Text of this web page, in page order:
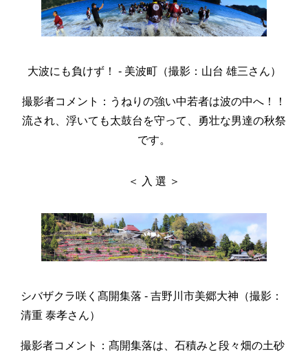
大波にも負けず！ - 美波町（撮影：山台 雄三さん）
撮影者コメント：うねりの強い中若者は波の中へ！！
流され、浮いても太鼓台を守って、勇壮な男達の秋祭
です。
＜ 入 選 ＞
シバザクラ咲く髙開集落 - 吉野川市美郷大神（撮影：
清重 泰孝さん）
撮影者コメント：髙開集落は、石積みと段々畑の土砂